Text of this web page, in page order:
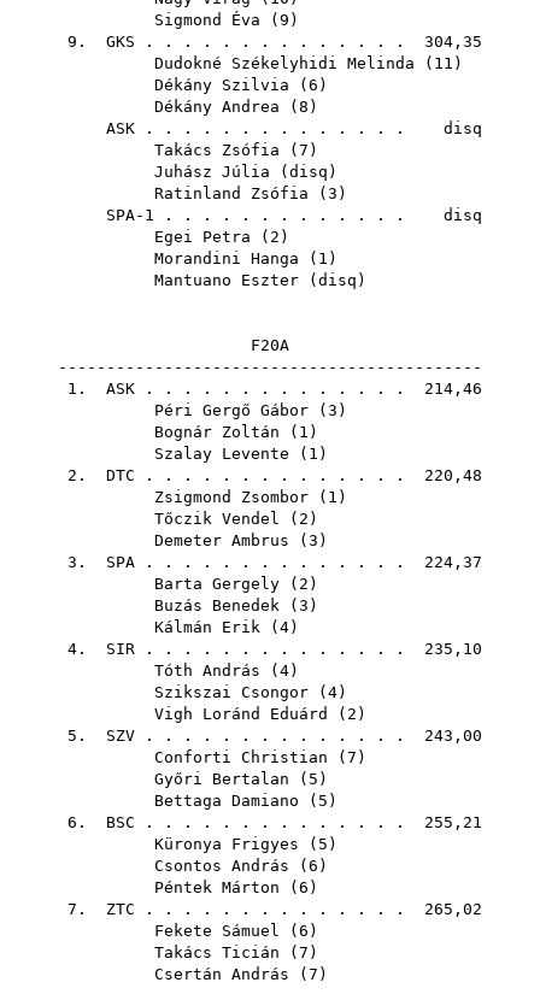
Sigmond Éva ( 9 )
9. GKS . . . . . . . . . . . . . . 304,35
Dudokné Székelyhidi Melinda ( 11 )
Dékány Szilvia ( 6 )
Dékány Andrea ( 8 )
ASK . . . . . . . . . . . . . . disq
Takács Zsófia ( 7 )
Juhász Júlia ( disq )
Ratinland Zsófia ( 3 )
SPA-1 . . . . . . . . . . . . . disq
Egei Petra ( 2 )
Morandini Hanga ( 1 )
Mantuano Eszter ( disq )
F20A
--------------------------------------------
1. ASK . . . . . . . . . . . . . . 214,46
Péri Gergő Gábor ( 3 )
Bognár Zoltán ( 1 )
Szalay Levente ( 1 )
2. DTC . . . . . . . . . . . . . . 220,48
Zsigmond Zsombor ( 1 )
Tőczik Vendel ( 2 )
Demeter Ambrus ( 3 )
3. SPA . . . . . . . . . . . . . . 224,37
Barta Gergely ( 2 )
Buzás Benedek ( 3 )
Kálmán Erik ( 4)
4. SIR . . . . . . . . . . . . . . 235,10
Tóth András ( 4)
Szikszai Csongor ( 4)
Vigh Loránd Eduárd
( 2 )
5. SZV . . . . . . . . . . . . . . 243,00
Conforti Christian ( 7 )
Győri Bertalan ( 5 )
Bettaga Damiano ( 5 )
6. BSC . . . . . . . . . . . . . . 255,21
Küronya Frigyes ( 5 )
Csontos András ( 6 )
Péntek Márton ( 6 )
7. ZTC . . . . . . . . . . . . . . 265,02
Fekete Sámuel ( 6 )
Takács Ticián ( 7 )
Csertán András ( 7 )